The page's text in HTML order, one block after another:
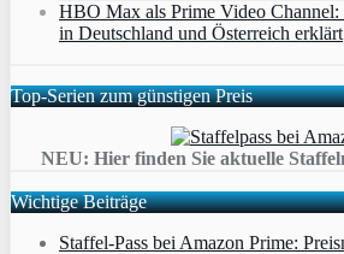
HBO Max als Prime Video Channel:
in Deutschland und Österreich erklärt
Top-Serien zum günstigen Preis
NEU: Hier finden Sie aktuelle
Wichtige Beiträge
Staffel-Pass bei Amazon Prime: